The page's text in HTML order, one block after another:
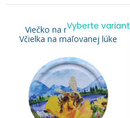
Viečko na med TO 82 -
Včielka na maľovanej lúke
Vyberte variant